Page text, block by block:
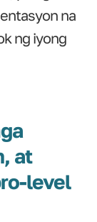
na
ng iyong
at
level